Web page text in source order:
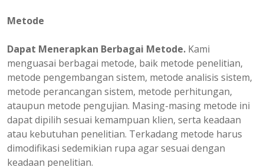
Metode
Dapat Menerapkan Berbagai Metode. Kami
menguasai berbagai metode, baik metode penelitian,
metode pengembangan sistem, metode analisis sistem,
metode perancangan sistem, metode perhitungan,
ataupun metode pengujian. Masing-masing metode ini
dapat dipilih sesuai kemampuan klien, serta keadaan
atau kebutuhan penelitian. Terkadang metode harus
dimodifikasi sedemikian rupa agar sesuai dengan
keadaan penelitian.